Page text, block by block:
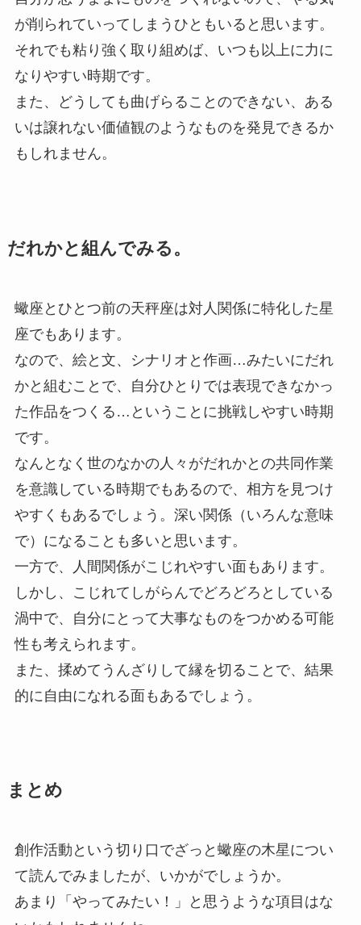
が削られていってしまうひともいると思います。
それでも粘り強く取り組めば、いつも以上に力に
なりやすい時期です。
また、どうしても曲げらることのできない、ある
いは譲れない価値観のようなものを発見できるか
もしれません。
だれかと組んでみる。
蠍座とひとつ前の天秤座は対人関係に特化した星
座でもあります。
なので、絵と文、シナリオと作画…みたいにだれ
かと組むことで、自分ひとりでは表現できなかっ
た作品をつくる…ということに挑戦しやすい時期
です。
なんとなく世のなかの人々がだれかとの共同作業
を意識している時期でもあるので、相方を見つけ
やすくもあるでしょう。深い関係（いろんな意味
で）になることも多いと思います。
一方で、人間関係がこじれやすい面もあります。
しかし、こじれてしがらんでどろどろとしている
渦中で、自分にとって大事なものをつかめる可能
性も考えられます。
また、揉めてうんざりして縁を切ることで、結果
的に自由になれる面もあるでしょう。
まとめ
創作活動という切り口でざっと蠍座の木星につい
て読んでみましたが、いかがでしょうか。
あまり「やってみたい！」と思うような項目はな